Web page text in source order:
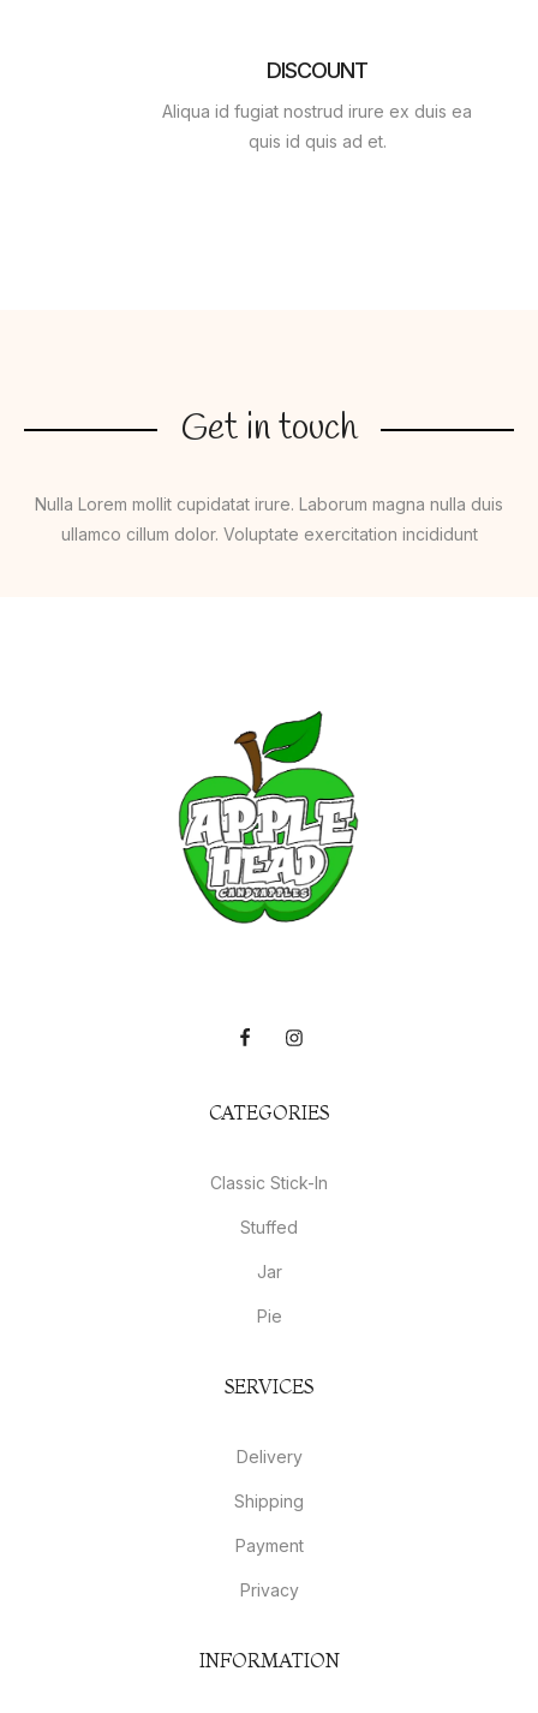
DISCOUNT
Aliqua id fugiat nostrud irure ex duis ea
quis id quis ad et.
Get in touch
Nulla Lorem mollit cupidatat irure. Laborum magna nulla duis
ullamco cillum dolor. Voluptate exercitation incididunt
CATEGORIES
Classic Stick-In
Stuffed
Jar
Pie
SERVICES
Delivery
Shipping
Payment
Privacy
INFORMATION